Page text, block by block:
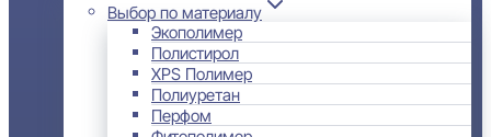
Выбор по материалу
Экополимер
Полистирол
XPS Полимер
Полиуретан
Перфом